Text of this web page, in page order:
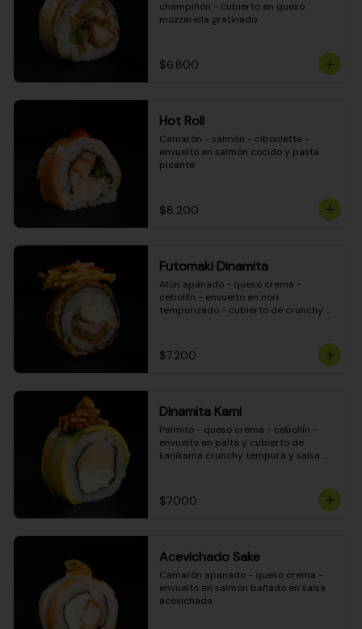
champiñón - cubierto en queso
mozzarella gratinado
$6.800
Hot Roll
Camarón - salmón - ciboulette -
envuelto en salmón cocido y pasta
picante
$8.200
Futomaki Dinamita
Atún apanado - queso crema -
cebollín - envuelto en nori
tempurizado - cubierto de crunchy
$7.200
Dinamita Kami
Palmito - queso crema - cebollín -
envuelto en palta y cubierto de
kanikama crunchy tempura y salsa
$7.000
Acevichado Sake
Camarón apanado - queso crema -
envuelto en salmón bañado en salsa
acevichada